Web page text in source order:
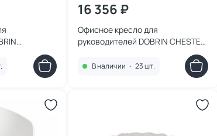
черный 127B-
16 356 ₽
Офисное кресло для
руководителей DOBRIN CHESTER,
кремовое 114B-LMR BD-1042290
В наличии • 23 шт.